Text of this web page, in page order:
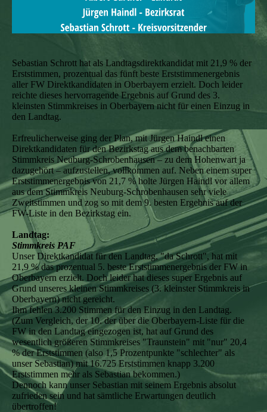
Sebastian Schrott hat als Landtagsdirektkandidat mit 21,9 % der
Erststimmen, prozentual das fünft beste Erststimmenergebnis
aller FW Direktkandidaten in Oberbayern erzielt. Doch leider
reichte dieses hervorragende Ergebnis auf Grund des 3.
kleinsten Stimmkreises in Oberbayern nicht für einen Einzug in
den Landtag.
Erfreulicherweise ging der Plan, mit Jürgen Haindl einen
Direktkandidaten für den Bezirkstag aus dem benachbarten
Stimmkreis Neuburg-Schrobenhausen – zu dem Hohenwart ja
dazugehört – aufzustellen, vollkommen auf. Neben einem super
Erststimmenergebnis von 21,7 % holte Jürgen Haindl vor allem
aus dem Stimmkreis Neuburg-Schrobenhausen sehr viele
Zweitstimmen und zog so mit dem 9. besten Ergebnis auf der
FW-Liste in den Bezirkstag ein.
Landtag:
Stimmkreis PAF
Unser Direktkandidat für den Landtag, "da Schrott", hat mit
21,9 % das prozentual 5. beste Erststimmenergebnis der FW in
Oberbayern erzielt. Doch leider hat dieses super Ergebnis auf
Grund unseres kleinen Stimmkreises (3. kleinster Stimmkreis in
Oberbayern) nicht gereicht.
Ihm fehlen 3.200 Stimmen für den Einzug in den Landtag.
(Zum Vergleich, der 10. der über die Oberbayern-Liste für die
FW in den Landtag eingezogen ist, hat auf Grund des
wesentlich größeren Stimmkreises "Traunstein" mit "nur" 20,4
% der Erststimmen (also 1,5 Prozentpunkte "schlechter" als
unser Sebastian) mit 16.725 Erststimmen knapp 3.200
Erststimmen mehr als Sebastian bekommen.)
Dennoch kann unser Sebastian mit seinem Ergebnis absolut
zufrieden sein und hat sämtliche Erwartungen deutlich
übertroffen!